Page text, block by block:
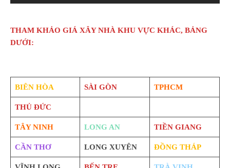
THAM KHẢO GIÁ XÂY NHÀ KHU VỰC KHÁC, BẢNG
DƯỚI:
BIÊN HÒA SÀI GÒN TPHCM
THỦ ĐỨC
TÂY NINH LONG AN TIỀN GIANG
CẦN THƠ LONG XUYÊN ĐỒNG THÁP